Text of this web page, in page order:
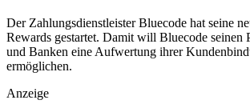
Der Zahlungsdienstleister Bluecode hat seine
Rewards gestartet. Damit will Bluecode seinen
und Banken eine Aufwertung ihrer
ermöglichen.
Anzeige